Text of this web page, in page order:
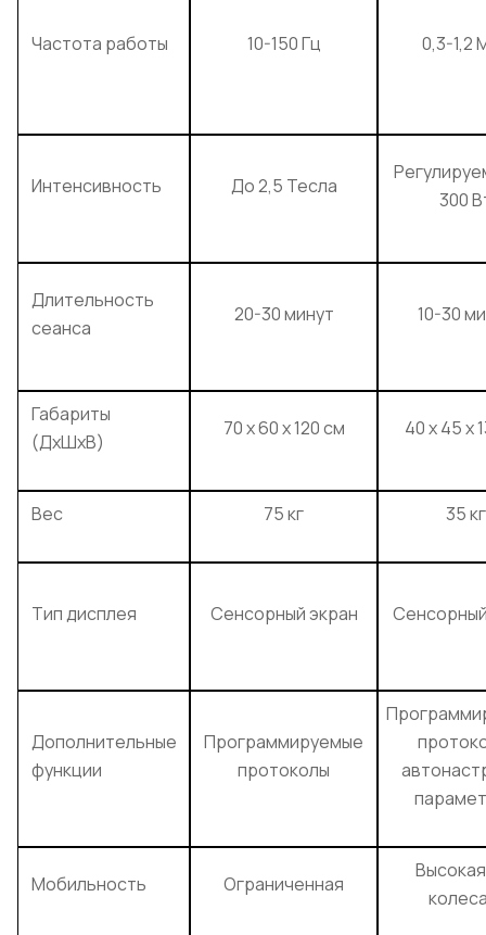
Частота работы 10-150 Гц 0,3-1,2
Интенсивность До 2,5 Тесла
300
Длительность
сеанса
20-30 минут 10-30
Габариты
(ДхШхВ)
70 х 60 х 120 см 40 х 45 х
Вес 75 кг 35 кг
Тип дисплея Сенсорный экран
Дополнительные
функции
Программируемые
протоколы
Мобильность Ограниченная